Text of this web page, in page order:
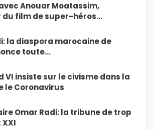
Anouar Moatassim,
film de super-héros…
la diaspora marocaine de
toute…
VI insiste sur le civisme dans la
le Coronavirus
Omar Radi: la tribune de trop